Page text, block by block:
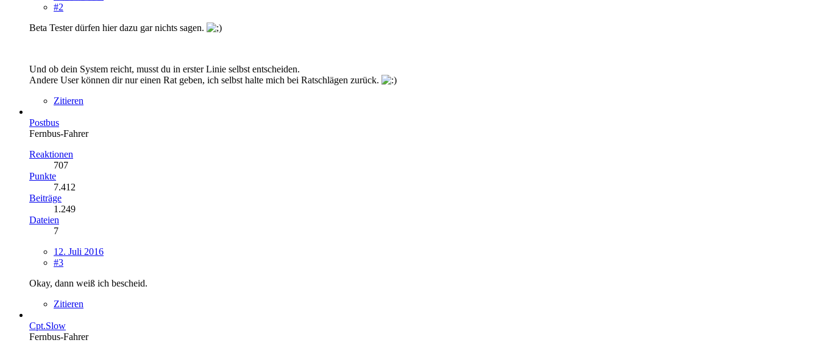
#2
Beta Tester dürfen hier dazu gar nichts sagen.
Und ob dein System reicht, musst du in erster Linie selbst entscheiden.
Andere User können dir nur einen Rat geben, ich selbst halte mich bei Ratschlägen zurück.
Zitieren
Postbus
Fernbus-Fahrer
Reaktionen
707
Punkte
7.412
Beiträge
1.249
Dateien
7
12. Juli 2016
#3
Okay, dann weiß ich bescheid.
Zitieren
Cpt.Slow
Fernbus-Fahrer